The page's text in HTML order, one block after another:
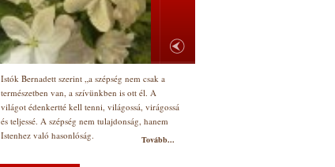
Istók Bernadett szerint „a szépség nem csak a
természetben van, a szívünkben is ott él. A
világot édenkertté kell tenni, világossá, virágossá
és teljessé. A szépség nem tulajdonság, hanem
Istenhez való hasonlóság.
Tovább...